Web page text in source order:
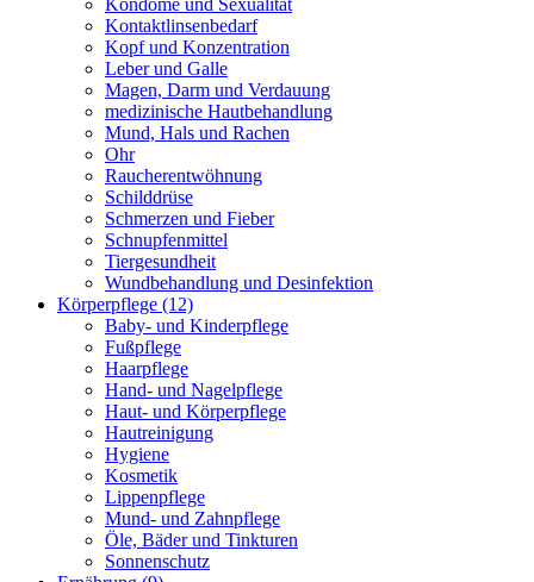
Kondome und Sexualität
Kontaktlinsenbedarf
Kopf und Konzentration
Leber und Galle
Magen, Darm und Verdauung
medizinische Hautbehandlung
Mund, Hals und Rachen
Ohr
Raucherentwöhnung
Schilddrüse
Schmerzen und Fieber
Schnupfenmittel
Tiergesundheit
Wundbehandlung und Desinfektion
Körperpflege (12)
Baby- und Kinderpflege
Fußpflege
Haarpflege
Hand- und Nagelpflege
Haut- und Körperpflege
Hautreinigung
Hygiene
Kosmetik
Lippenpflege
Mund- und Zahnpflege
Öle, Bäder und Tinkturen
Sonnenschutz